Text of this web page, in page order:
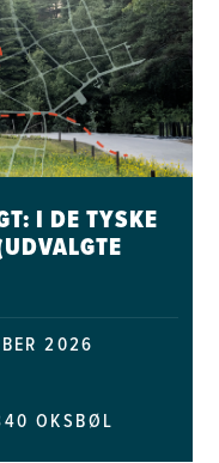
I DE TYSKE
2026
OKSBØL